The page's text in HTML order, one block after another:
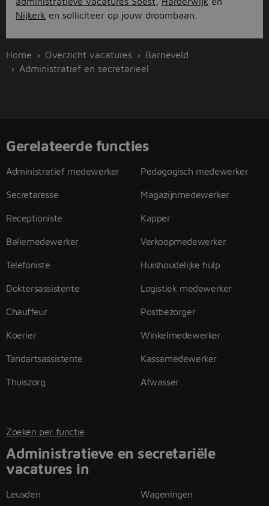
Nijkerk en solliciteer op jouw droombaan.
Home Overzicht vacatures
Barneveld
Administratief en secretarieel
Gerelateerde functies
Administratief medewerker
Secretaresse
Receptioniste
Baliemedewerker
Telefoniste
Doktersassistente
Chauffeur
Koerier
Tandartsassistente
Thuiszorg
Pedagogisch medewerker
Magazijnmedewerker
Kapper
Verkoopmedewerker
Huishoudelijke hulp
Logistiek medewerker
Postbezorger
Winkelmedewerker
Kassamedewerker
Afwasser
Zoeken per functie
Administratieve en secretariële
vacatures in
Leusden Wageningen